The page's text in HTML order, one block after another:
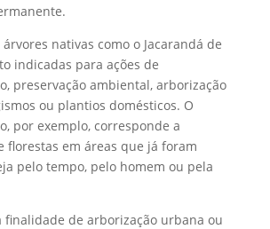
nativas como o Jacarandá de
indicadas para ações de
preservação ambiental, arborização
ou plantios domésticos. O
por exemplo, corresponde a
florestas em áreas que já foram
pelo tempo, pelo homem ou pela
finalidade de arborização urbana ou